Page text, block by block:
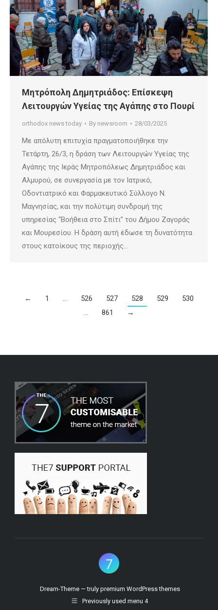
Μητρόπολη Δημητριάδος: Επίσκεψη
Λειτουργών Υγείας της Αγάπης στο Πουρί
orthodox news today By newsroom 28/03/2025
Με απόλυτη επιτυχία πραγματοποιήθηκε την
Τετάρτη, 26/3, η δράση των Λειτουργών Υγείας της
Αγάπης της Ιεράς Μητροπόλεως Δημητριάδος και
Αλμυρού, σε συνεργασία με τον Ιατρικό,
Οδοντιατρικό και Φαρμακευτικό Σύλλογο Ν.
Μαγνησίας, και την πολύτιμη συνδρομή της
υπηρεσίας “Βοήθεια στο Σπίτι” του Δήμου Ζαγοράς
και Μουρεσίου. Η δράση αυτή έδωσε τη δυνατότητα
στους κατοίκους της περιοχής…
← 1 … 526 527 528 529
530
…
861 →
Dream-Theme — truly premium WordPress themes
Previously used menu 4